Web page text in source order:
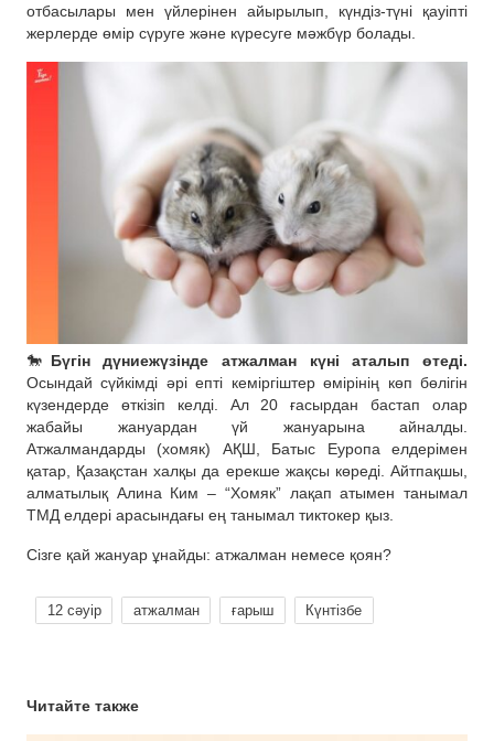
отбасылары мен үйлерінен айырылып, күндіз-түні қауіпті
жерлерде өмір сүруге және күресуге мәжбүр болады.
🐎 Бүгін дүниежүзінде атжалман күні аталып өтеді.
Осындай сүйкімді әрі епті кеміргіштер өмірінің көп бөлігін
күзендерде өткізіп келді. Ал 20 ғасырдан бастап олар
жабайы жануардан үй жануарына айналды.
Атжалмандарды (хомяк) АҚШ, Батыс Еуропа елдерімен
қатар, Қазақстан халқы да ерекше жақсы көреді. Айтпақшы,
алматылық Алина Ким – “Хомяк” лақап атымен танымал
ТМД елдері арасындағы ең танымал тиктокер қыз.
Сізге қай жануар ұнайды: атжалман немесе қоян?
12 сәуір атжалман ғарыш Күнтізбе
Читайте также